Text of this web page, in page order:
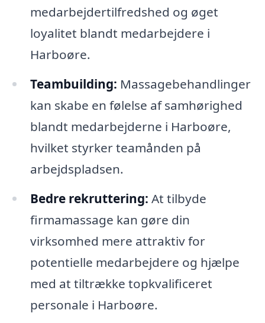
medarbejdertilfredshed og øget
loyalitet blandt medarbejdere i
Harboøre.
Teambuilding: Massagebehandlinger
kan skabe en følelse af samhørighed
blandt medarbejderne i Harboøre,
hvilket styrker teamånden på
arbejdspladsen.
Bedre rekruttering: At tilbyde
firmamassage kan gøre din
virksomhed mere attraktiv for
potentielle medarbejdere og hjælpe
med at tiltrække topkvalificeret
personale i Harboøre.